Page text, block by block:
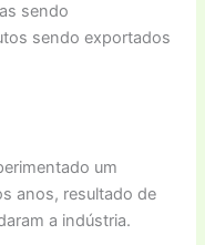
sendo
sendo exportados
um
anos, resultado de
a indústria.